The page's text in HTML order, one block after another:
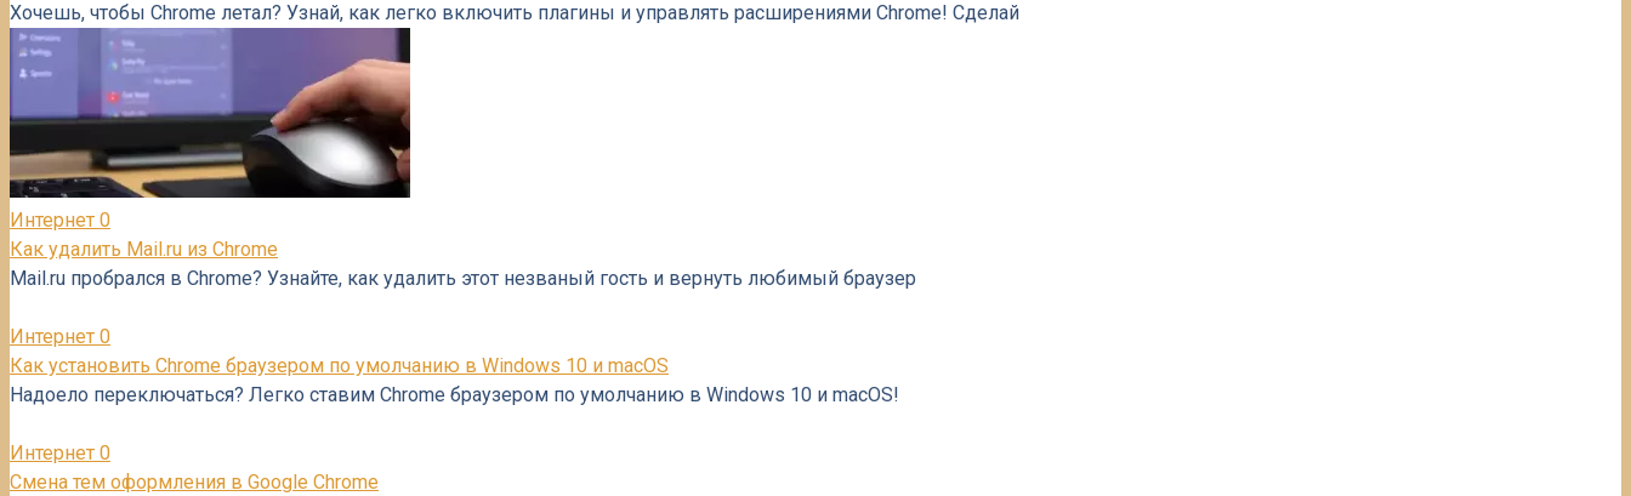
Хочешь, чтобы Chrome летал? Узнай, как легко включить плагины и управлять расширениями Chrome! Сделай
Интернет 0
Как удалить Mail.ru из Chrome
Mail.ru пробрался в Chrome? Узнайте, как удалить этот незваный гость и вернуть любимый браузер
Интернет 0
Как установить Chrome браузером по умолчанию в Windows 10 и macOS
Надоело переключаться? Легко ставим Chrome браузером по умолчанию в Windows 10 и macOS!
Интернет 0
Смена тем оформления в Google Chrome